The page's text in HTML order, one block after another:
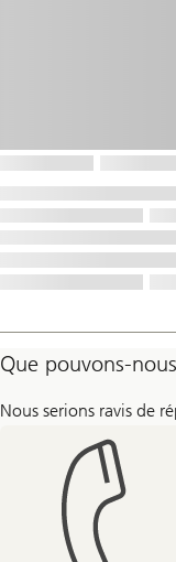
Que pouvons-
Nous serions ravis de